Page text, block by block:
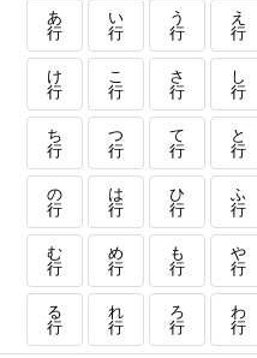
あ
行
い
行
う
行
え
行
け
行
こ
行
さ
行
し
行
ち
行
つ
行
て
行
と
行
の
行
は
行
ひ
行
ふ
行
む
行
め
行
も
行
や
行
る
行
れ
行
ろ
行
わ
行